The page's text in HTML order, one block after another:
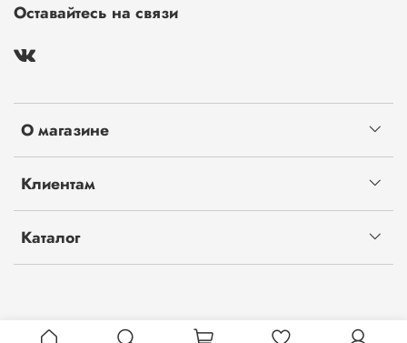
О магазине
Клиентам
Каталог
Оставайтесь на связи